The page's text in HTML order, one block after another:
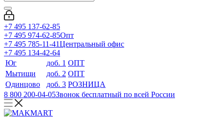
+7 495 137-62-85
+7 495 974-62-85Опт
+7 495 785-11-41Центральный офис
+7 495 134-42-64
Юг
доб. 1 ОПТ
Мытищи
доб. 2 ОПТ
Одинцово
доб. 3 РОЗНИЦА
8 800 200-04-05Звонок бесплатный по всей России